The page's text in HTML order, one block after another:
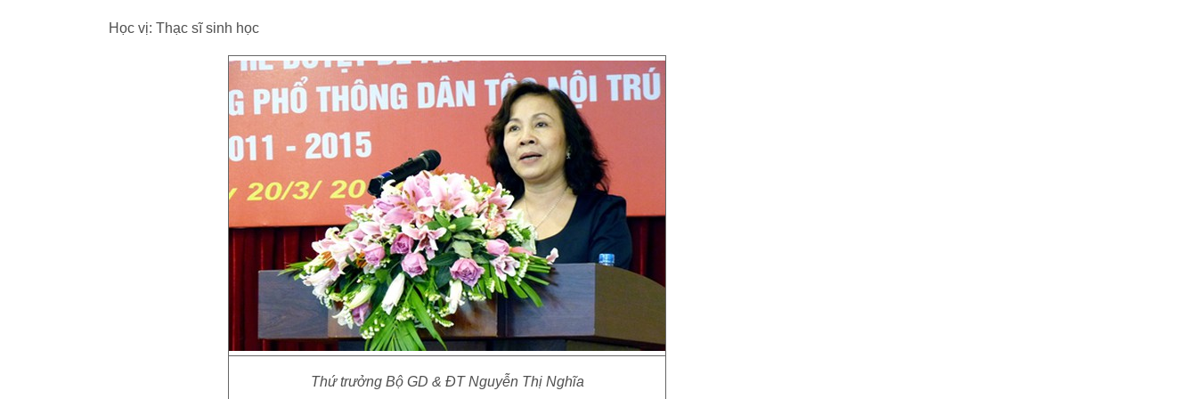
Học vị: Thạc sĩ sinh học
Thứ trưởng Bộ GD & ĐT Nguyễn Thị Nghĩa